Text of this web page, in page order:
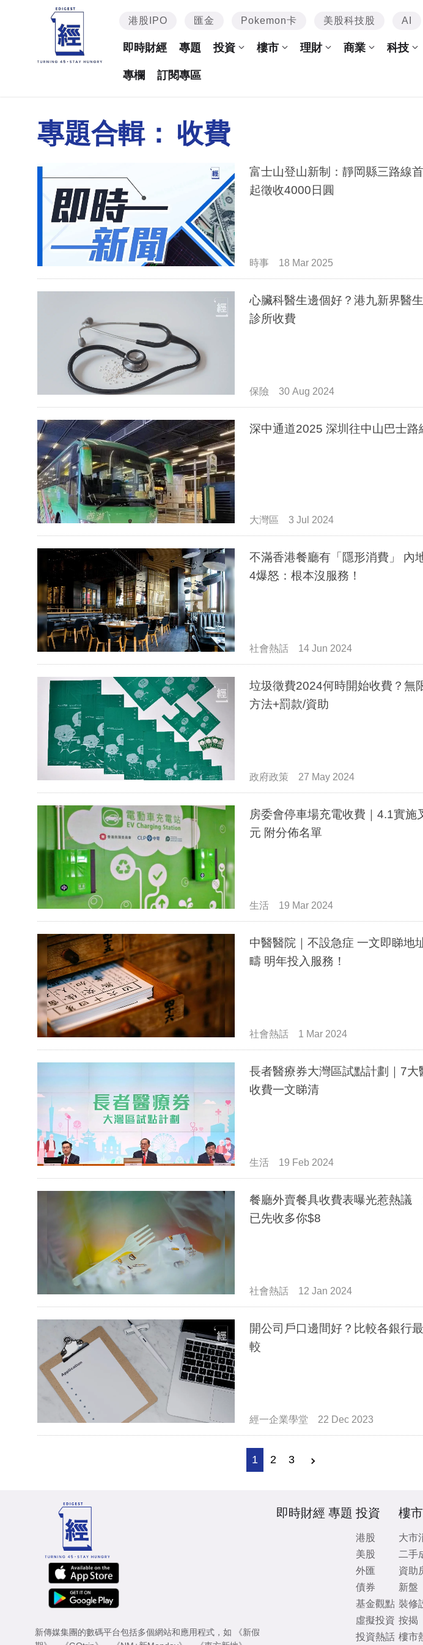
港股IPO 匯金 Pokemon卡 美股科技股 AI
即時財經 專題 投資 樓市 理財 商業 科技
專欄 訂閱專區
專題合輯： 收費
富士山登山新制：靜岡縣三路線
起徵收4000日圓
時事 18 Mar 2025
心臟科醫生邊個好？港九新界醫
診所收費
保險 30 Aug 2024
深中通道2025 深圳往中山巴士路
大灣區 3 Jul 2024
不滿香港餐廳有「隱形消費」 內
4爆怒：根本沒服務！
社會熱話 14 Jun 2024
垃圾徵費2024何時開始收費？無
方法+罰款/資助
政府政策 27 May 2024
房委會停車場充電收費｜4.1實施
元 附分佈名單
生活 19 Mar 2024
中醫醫院｜不設急症 一文即睇地
疇 明年投入服務！
社會熱話 1 Mar 2024
長者醫療券大灣區試點計劃｜7大
收費一文睇清
生活 19 Feb 2024
餐廳外賣餐具收費表曝光惹熱議
已先收多你$8
社會熱話 12 Jan 2024
開公司戶口邊間好？比較各銀行
較
經一企業學堂 22 Dec 2023
1 2 3
新傳媒集團的數碼平台包括多個網站和應用程式，如
《新假
即時財經 專題 投資
港股
美股
外匯
債券
基金觀點
虛擬投資
投資熱話
樓市
大市
二手
資助
新盤
裝修
按揭
樓市